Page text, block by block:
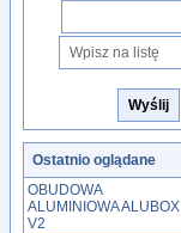
Ostatnio oglądane
OBUDOWA
ALUMINIOWA ALUBOX
V2